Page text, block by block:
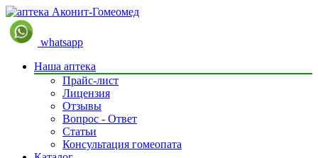
whatsapp
Наша аптека
Прайс-лист
Лицензия
Отзывы
Вопрос - Ответ
Статьи
Консультация гомеопата